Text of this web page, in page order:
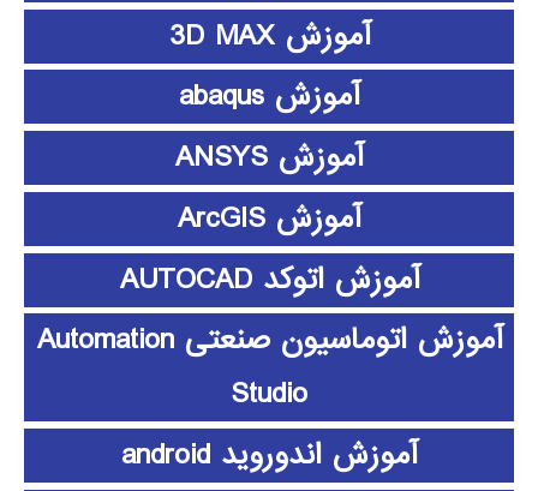
آموزش 3D MAX
آموزش abaqus
آموزش ANSYS
آموزش ArcGIS
آموزش اتوکد AUTOCAD
آموزش اتوماسیون صنعتی Automation
Studio
آموزش اندوروید android